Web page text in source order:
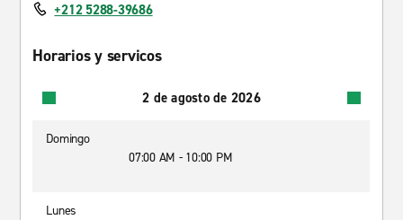
+212 5288-39686
Horarios y servicos
2 de agosto de 2026
Domingo
07:00 AM - 10:00 PM
Lunes